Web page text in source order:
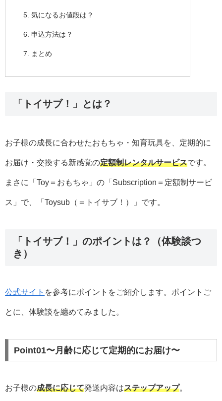
気になるお値段は？
申込方法は？
まとめ
「トイサブ！」とは？
お子様の成長に合わせたおもちゃ・知育玩具を、定期的に
お届け・交換する新感覚の定額制レンタルサービスです。
まさに「Toy＝おもちゃ」の「Subscription＝定額制サービ
ス」で、「Toysub（＝トイサブ！）」です。
「トイサブ！」のポイントは？（体験談つ
き）
公式サイト を参考にポイントをご紹介します。ポイントご
とに、体験談を纏めてみました。
Point01〜月齢に応じて定期的にお届け〜
お子様の成長に応じて発送内容はステップアップ。